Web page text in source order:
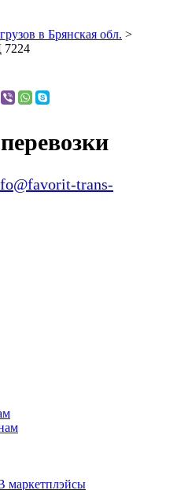
в Брянская обл. >
trans-
маркетплэйсы